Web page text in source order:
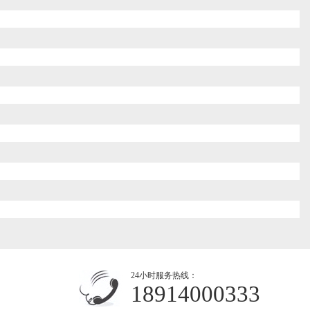
24小时服务热线：
18914000333